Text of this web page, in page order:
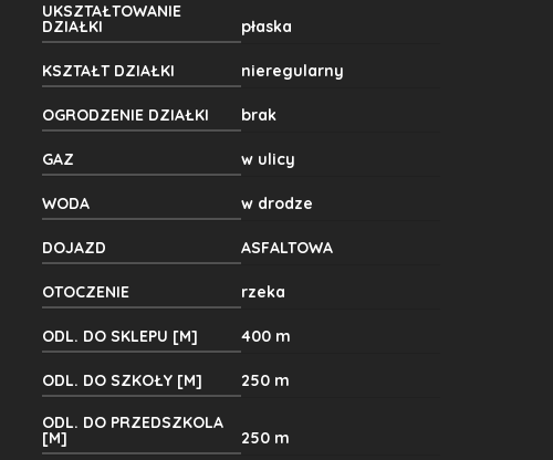
UKSZTAŁTOWANIE
DZIAŁKI płaska
KSZTAŁT DZIAŁKI nieregularny
OGRODZENIE DZIAŁKI brak
GAZ w ulicy
WODA w drodze
DOJAZD ASFALTOWA
OTOCZENIE rzeka
ODL. DO SKLEPU [M] 400 m
ODL. DO SZKOŁY [M] 250 m
ODL. DO PRZEDSZKOLA
[M] 250 m